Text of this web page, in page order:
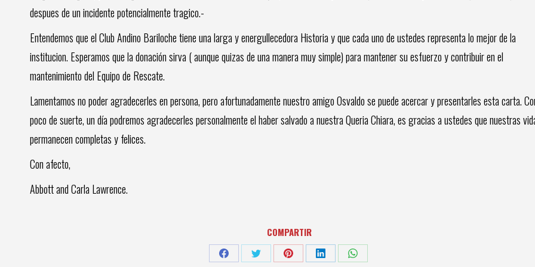
despues de un incidente potencialmente tragico.-
Entendemos que el Club Andino Bariloche tiene una larga y energullecedora Historia y que cada uno de ustedes representa lo mejor de la
institucion. Esperamos que la donación sirva ( aunque quizas de una manera muy simple) para mantener su esfuerzo y contribuir en el
mantenimiento del Equipo de Rescate.
Lamentamos no poder agradecerles en persona, pero afortunadamente nuestro amigo Osvaldo se puede acercar y presentarles esta carta.
poco de suerte, un día podremos agradecerles personalmente el haber salvado a nuestra Queria Chiara, es gracias a ustedes que nuestras
permanecen completas y felices.
Con afecto,
Abbott and Carla Lawrence.
COMPARTIR
Share Share Share Share Share